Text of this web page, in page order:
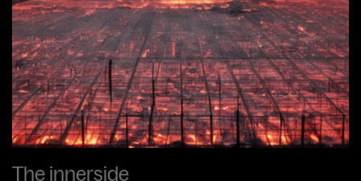
The innerside